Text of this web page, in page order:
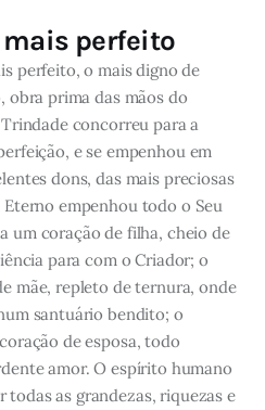
mais perfeito
perfeito, o mais digno de
obra prima das mãos do
concorreu para a
e se empenhou em
dons, das mais preciosas
empenhou todo o Seu
um coração de filha, cheio de
para com o Criador; o
mãe, repleto de ternura, onde
santuário bendito; o
de esposa, todo
amor. O espírito humano
as grandezas, riquezas e